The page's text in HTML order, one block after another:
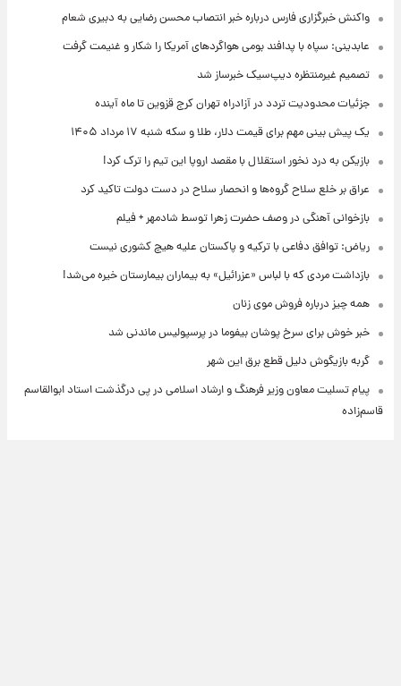
واکنش خبرگزاری فارس درباره خبر انتصاب محسن رضایی به دبیری شعام
عابدینی: سپاه با پدافند بومی هواگردهای آمریکا را شکار و غنیمت گرفت
تصمیم غیرمنتظره دیپ‌سیک خبرساز شد
جزئیات محدودیت تردد در آزادراه تهران کرج قزوین تا ماه آینده
یک پیش ‌بینی مهم برای قیمت دلار، طلا و سکه شنبه ۱۷ مرداد ۱۴۰۵
بازیکن به درد نخور استقلال با مقصد اروپا این تیم را ترک کرد!
عراق بر خلع سلاح گروه‌ها و انحصار سلاح در دست دولت تاکید کرد
بازخوانی آهنگی در وصف حضرت زهرا توسط شادمهر + فیلم
ریاض: توافق دفاعی با ترکیه و پاکستان علیه هیچ کشوری نیست
بازداشت مردی که با لباس «عزرائیل» به بیماران بیمارستان خیره می‌شد!
همه چیز درباره فروش موی زنان
خبر خوش برای سرخ پوشان بیفوما در پرسپولیس ماندنی شد
گربه بازیگوش دلیل قطع برق این شهر
پیام تسلیت معاون وزیر فرهنگ و ارشاد اسلامی در پی درگذشت استاد ابوالقاسم
قاسم‌زاده